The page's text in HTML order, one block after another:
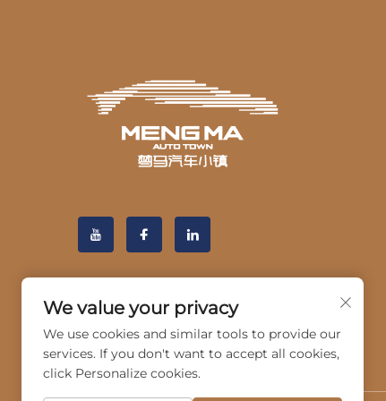
We value your privacy
We use cookies and similar tools to provide our
services. If you don't want to accept all cookies,
click Personalize cookies.